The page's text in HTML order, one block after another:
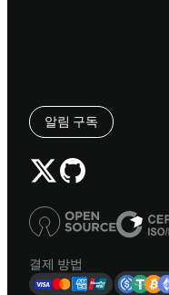
알림 구독
결제 방법